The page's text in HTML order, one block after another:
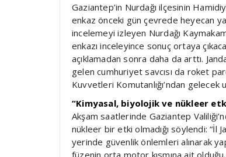
Gaziantep’in Nurdağı ilçesinin
enkaz önceki gün çevrede heyecan
incelemeyi izleyen Nurdağı
enkazı inceleyince sonuç ortaya
açıklamadan sonra daha da arttı.
gelen cumhuriyet savcısı da roket
Kuvvetleri Komutanlığı’ndan gelecek
“Kimyasal, biyolojik ve nükleer
Akşam saatlerinde Gaziantep
nükleer bir etki olmadığı söylendi: “İl
yerinde güvenlik önlemleri alınarak
füzenin orta motor kısmına ait